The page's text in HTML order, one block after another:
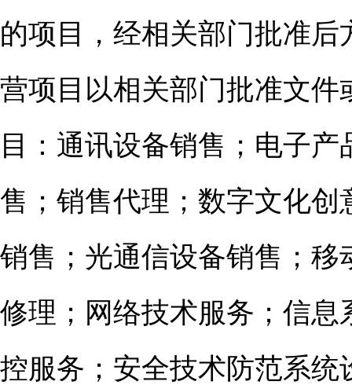
的项目，经相关部门批准
营项目以相关部门批准文
目：通讯设备销售；电子
售；销售代理；数字文化
销售；光通信设备销售；
修理；网络技术服务；信
控服务；安全技术防范系